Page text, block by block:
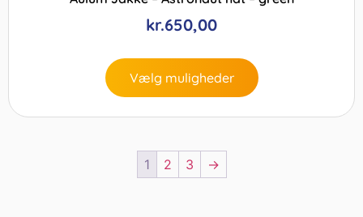
kr.650,00
Vælg muligheder
1 2 3 →